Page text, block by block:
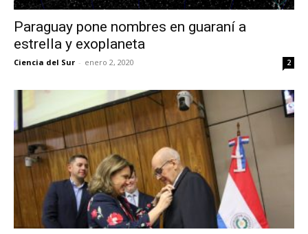
Paraguay pone nombres en guaraní a
estrella y exoplaneta
Ciencia del Sur - enero 2, 2020 2